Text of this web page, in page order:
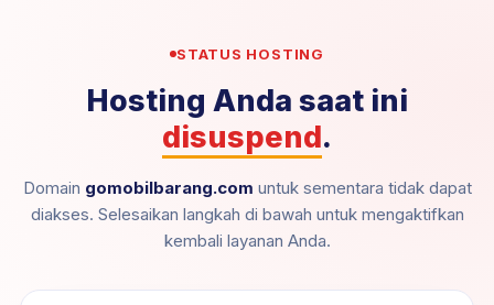
STATUS HOSTING
Hosting Anda saat ini
disuspend.
Domain gomobilbarang.com untuk sementara tidak dapat
diakses. Selesaikan langkah di bawah untuk mengaktifkan
kembali layanan Anda.